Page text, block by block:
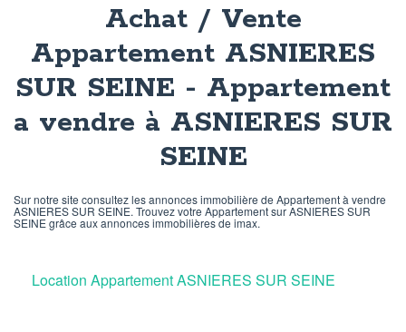
Achat / Vente
Appartement ASNIERES
SUR SEINE - Appartement
a vendre à ASNIERES SUR
SEINE
Sur notre site consultez les annonces immobilière de Appartement à vendre
ASNIERES SUR SEINE. Trouvez votre Appartement sur ASNIERES SUR
SEINE grâce aux annonces immobilières de imax.
Location Appartement ASNIERES SUR SEINE